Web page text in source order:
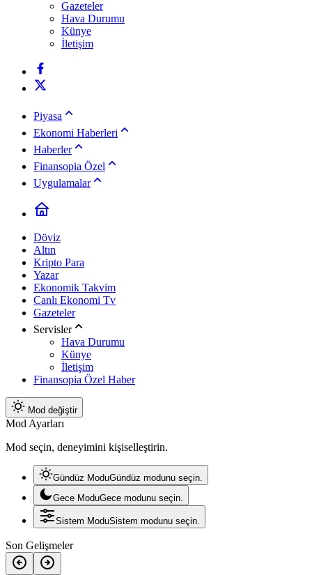
Gazeteler
Hava Durumu
Künye
İletişim
Piyasa
Ekonomi Haberleri
Haberler
Finansopia Özel
Uygulamalar
Döviz
Altın
Kripto Para
Yazar
Ekonomik Takvim
Canlı Ekonomi Tv
Gazeteler
Servisler
Hava Durumu
Künye
İletişim
Finansopia Özel Haber
Mod değiştir
Mod Ayarları
Mod seçin, deneyimini kişiselleştirin.
Gündüz ModuGündüz modunu seçin.
Gece ModuGece modunu seçin.
Sistem ModuSistem modunu seçin.
Son Gelişmeler